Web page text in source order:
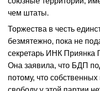
чем штаты.
Торжества в честь
безмятежно, пока не
секретарь ИНК Приянка
Она заявила, что БДП
потому, что